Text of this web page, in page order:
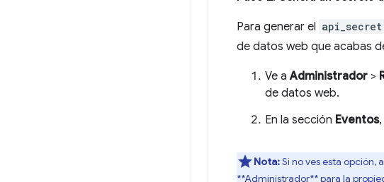
Para generar el api_secret
de datos web que acabas
Ve aAdministrador >
de datos web.
En la sección Eventos
Nota:Si no ves esta
**Administrador** para la